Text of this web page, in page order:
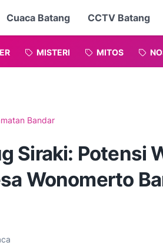
Cuaca Batang CCTV Batang
MISTERI MITOS
Bandar
Siraki: Potensi
Wonomerto